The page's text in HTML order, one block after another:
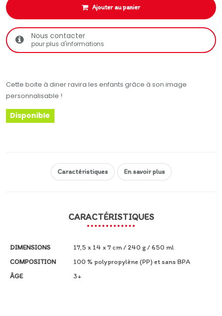
Ajouter au panier
Nous contacter
pour plus d'informations
Cette boite à diner ravira les enfants grâce à son image
personnalisable !
Disponible
Caractéristiques En savoir plus
CARACTÉRISTIQUES
DIMENSIONS
17,5 x 14 x 7 cm / 240 g / 650 ml
COMPOSITION
100 % polypropylène (PP) et sans BPA
ÂGE
3+